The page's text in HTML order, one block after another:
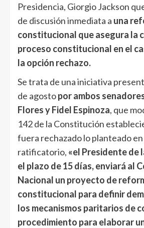
Presidencia, Giorgio Jackson
de discusión inmediata a una
constitucional que asegura la
proceso constitucional en el
la opción rechazo.
Se trata de una iniciativa
de agostopor ambos
Flores y Fidel Espinoza, que
142 de la Constitución
fuera rechazado lo planteado
ratificatorio, «el Presidente de
el plazo de 15 días, enviará al
Nacional un proyecto de
constitucional para definir
los mecanismos paritarios de
procedimiento para elaborar